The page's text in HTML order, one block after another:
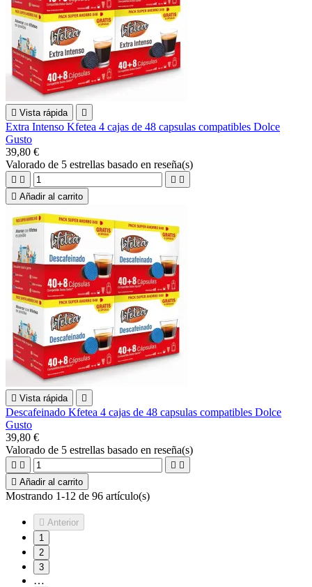
 Vista rápida 
Extra Intenso Kfetea 4 cajas de 48 capsulas compatibles Dolce
Gusto
39,80 €
Valorado de 5 estrellas basado en reseña(s)
   
 Añadir al carrito
 Vista rápida 
Descafeinado Kfetea 4 cajas de 48 capsulas compatibles Dolce
Gusto
39,80 €
Valorado de 5 estrellas basado en reseña(s)
   
 Añadir al carrito
Mostrando 1-12 de 96 artículo(s)
 Anterior
1
2
3
…